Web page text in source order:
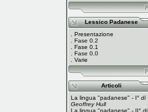
Lessico Padanese
.Presentazione
.Fase 0.2
.Fase 0.1
.Fase 0.0
.Varie
Articoli
La lingua "padanese" - I° di
Geoffrey Hull
La lingua "padanese" - II° di